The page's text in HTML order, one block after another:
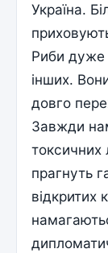
Україна.
Риби дуже
інших.
довго
Завжди
токсичних
прагнуть
відкритих